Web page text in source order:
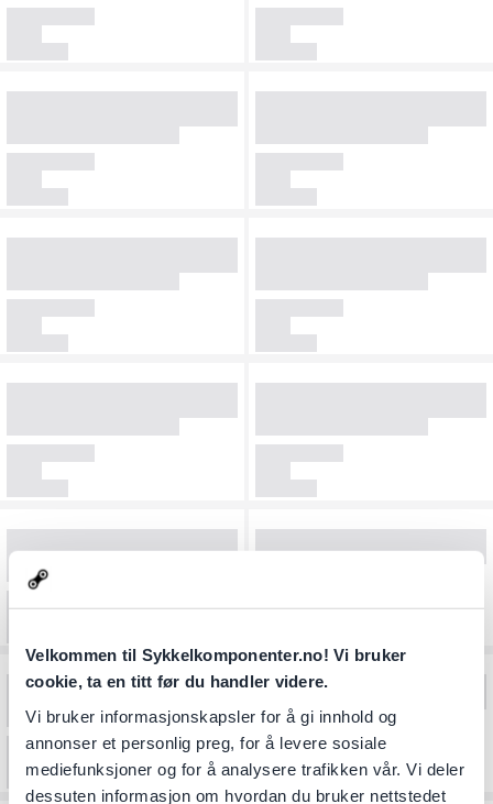
Velkommen til Sykkelkomponenter.no! Vi bruker
cookie, ta en titt før du handler videre.
Vi bruker informasjonskapsler for å gi innhold og
annonser et personlig preg, for å levere sosiale
mediefunksjoner og for å analysere trafikken vår. Vi deler
dessuten informasjon om hvordan du bruker nettstedet